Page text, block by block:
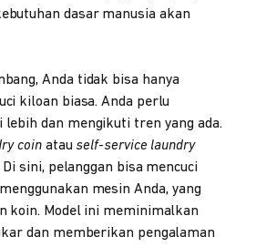
dasar manusia akan
Anda tidak bisa hanya
kiloan biasa. Anda perlu
dan mengikuti tren yang ada.
coinatau self-service laundry
sini, pelanggan bisa mencuci
mesin Anda, yang
koin. Model ini meminimalkan
dan memberikan pengalaman